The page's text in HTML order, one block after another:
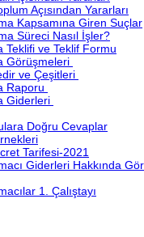
Açısından Yararları
Kapsamına Giren Suçlar
Süreci Nasıl İşler?
Teklifi ve Teklif Formu
Görüşmeleri
ve Çeşitleri
Raporu
Giderleri
Doğru Cevaplar
Tarifesi-2021
Giderleri Hakkında
1. Çalıştayı